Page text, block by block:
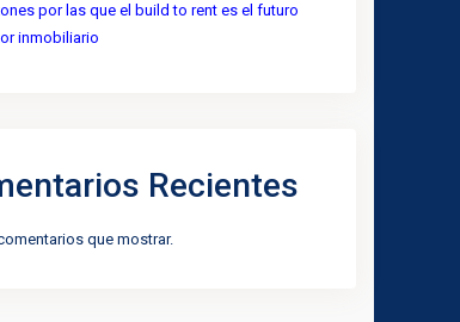
por las que el build to rent es el futuro
inmobiliario
Recientes
que mostrar.